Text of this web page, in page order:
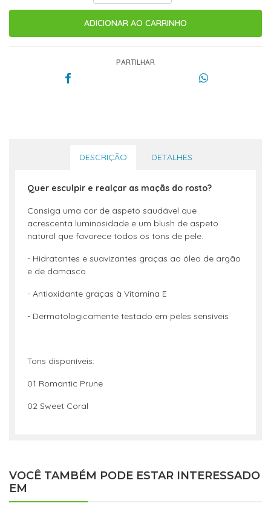
PARTILHAR
DESCRIÇÃO DETALHES
Quer esculpir e realçar as maçãs do rosto?
Consiga uma cor de aspeto saudável que
acrescenta luminosidade e um blush de aspeto
natural que favorece todos os tons de pele.
- Hidratantes e suavizantes graças ao óleo de argão
e de damasco
- Antioxidante graças à Vitamina E
- Dermatologicamente testado em peles sensíveis
Tons disponíveis:
01 Romantic Prune
02 Sweet Coral
VOCÊ TAMBÉM PODE ESTAR INTERESSADO
EM